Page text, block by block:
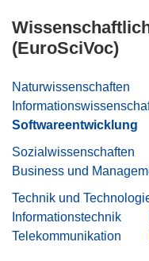
(EuroSciVoc)
Naturwissenschaften
Softwareentwicklung
Sozialwissenschaften
Business und
Technik und
Informationstechnik
Telekommunikation